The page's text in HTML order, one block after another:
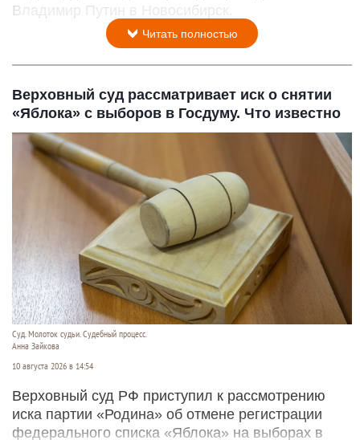
Владимир Путин в Новосибирск.
Читать полностью
Верховный суд рассматривает иск о снятии
«Яблока» с выборов в Госдуму. Что известно
Суд. Молоток судьи. Судебный процесс.
Анна Зайкова
10 августа 2026 в 14:54
Верховный суд РФ приступил к рассмотрению
иска партии «Родина» об отмене регистрации
федерального списка «Яблока» на выборах в